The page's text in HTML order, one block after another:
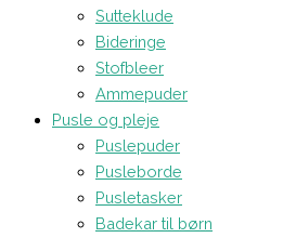
Sutteklude
Bideringe
Stofbleer
Ammepuder
Pusle og pleje
Puslepuder
Pusleborde
Pusletasker
Badekar til børn